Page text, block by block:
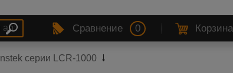
Сравнение 0 Корзина
серии LCR-1000